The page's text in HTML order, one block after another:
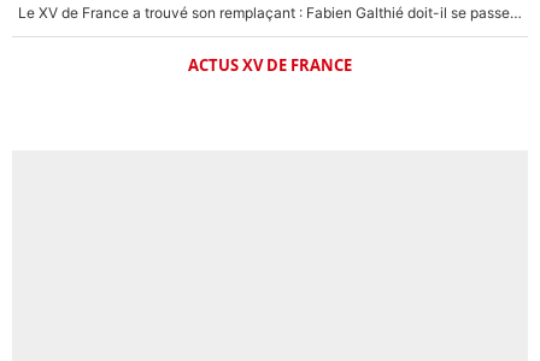
Le XV de France a trouvé son remplaçant : Fabien Galthié doit-il se passer d'Antoine Dupont ?
ACTUS XV DE FRANCE